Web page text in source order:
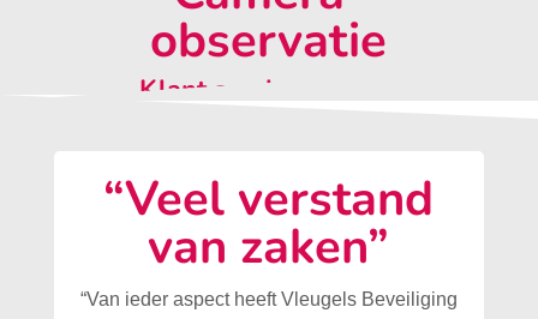
observatie
Klant aan het woord:
“Veel verstand
van zaken”
“Van ieder aspect heeft Vleugels Beveiliging